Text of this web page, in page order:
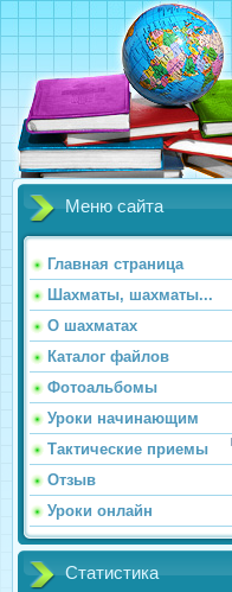
Меню сайта
Главная страница
Шахматы, шахматы...
О шахматах
Каталог файлов
Фотоальбомы
Уроки начинающим
Тактические приемы
Отзыв
Уроки онлайн
Статистика